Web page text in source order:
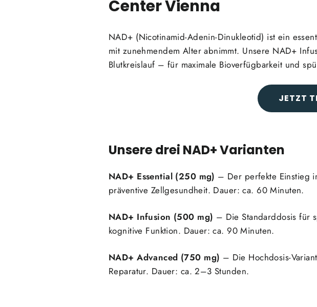
Center Vienna
NAD+ (Nicotinamid-Adenin-Dinukleotid) ist ein
mit zunehmendem Alter abnimmt. Unsere NAD+
Blutkreislauf – für maximale Bioverfügbarkeit und
JETZT
Unsere drei NAD+ Varianten
NAD+ Essential (250 mg) – Der perfekte Einstieg
präventive Zellgesundheit. Dauer: ca. 60 Minuten.
NAD+ Infusion (500 mg) – Die Standarddosis für
kognitive Funktion. Dauer: ca. 90 Minuten.
NAD+ Advanced (750 mg) – Die Hochdosis-
Reparatur. Dauer: ca. 2–3 Stunden.